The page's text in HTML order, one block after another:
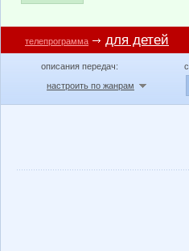
телепрограмма для детей
описания передач:
настроить по жанрам